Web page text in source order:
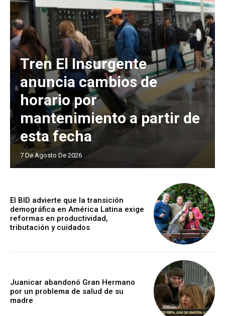
Tren El Insurgente
anuncia cambios de
horario por
mantenimiento a partir de
esta fecha
7 De Agosto De 2026
El BID advierte que la transición
demográfica en América Latina exige
reformas en productividad,
tributación y cuidados
Juanicar abandonó Gran Hermano
por un problema de salud de su
madre